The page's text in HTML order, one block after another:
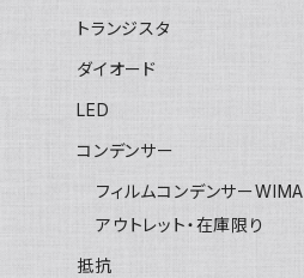
トランジスタ
ダイオード
LED
コンデンサー
フィルムコンデンサーWIMA
アウトレット・在庫限り
抵抗